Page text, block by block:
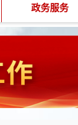
政务服务